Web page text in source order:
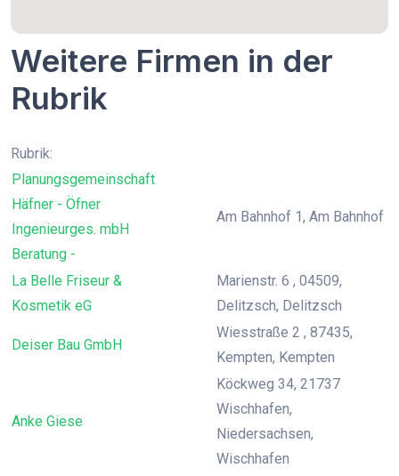
Weitere Firmen in der
Rubrik
Rubrik:
Planungsgemeinschaft
Häfner - Öfner
Ingenieurges. mbH
Beratung -
Am Bahnhof 1, Am Bahnhof
La Belle Friseur &
Kosmetik eG
Marienstr. 6 , 04509,
Delitzsch, Delitzsch
Deiser Bau GmbH
Wiesstraße 2 , 87435,
Kempten, Kempten
Anke Giese
Köckweg 34, 21737
Wischhafen,
Niedersachsen,
Wischhafen